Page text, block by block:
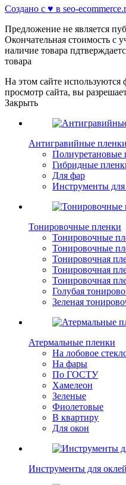
Создано с ♥️ в seo-
Предложение не является
Окончательная стоимость с
наличие товара
товара
На этом сайте
просмотр сайта, вы
Закрыть
Антигравийные пленки
Полиуретановые
Гибридные
Для фар
Инструменты
Тонировочные пленки
Тонировочные
Тонировочные
Тонировочная
Тонировочная
Тонировочная
Голубая
Зеленая
Атермальные пленки
На лобовое
На фары
По ГОСТУ
Хамелеон
Зеленые
Фиолетовые
В квартиру
Для окон
Инструменты для